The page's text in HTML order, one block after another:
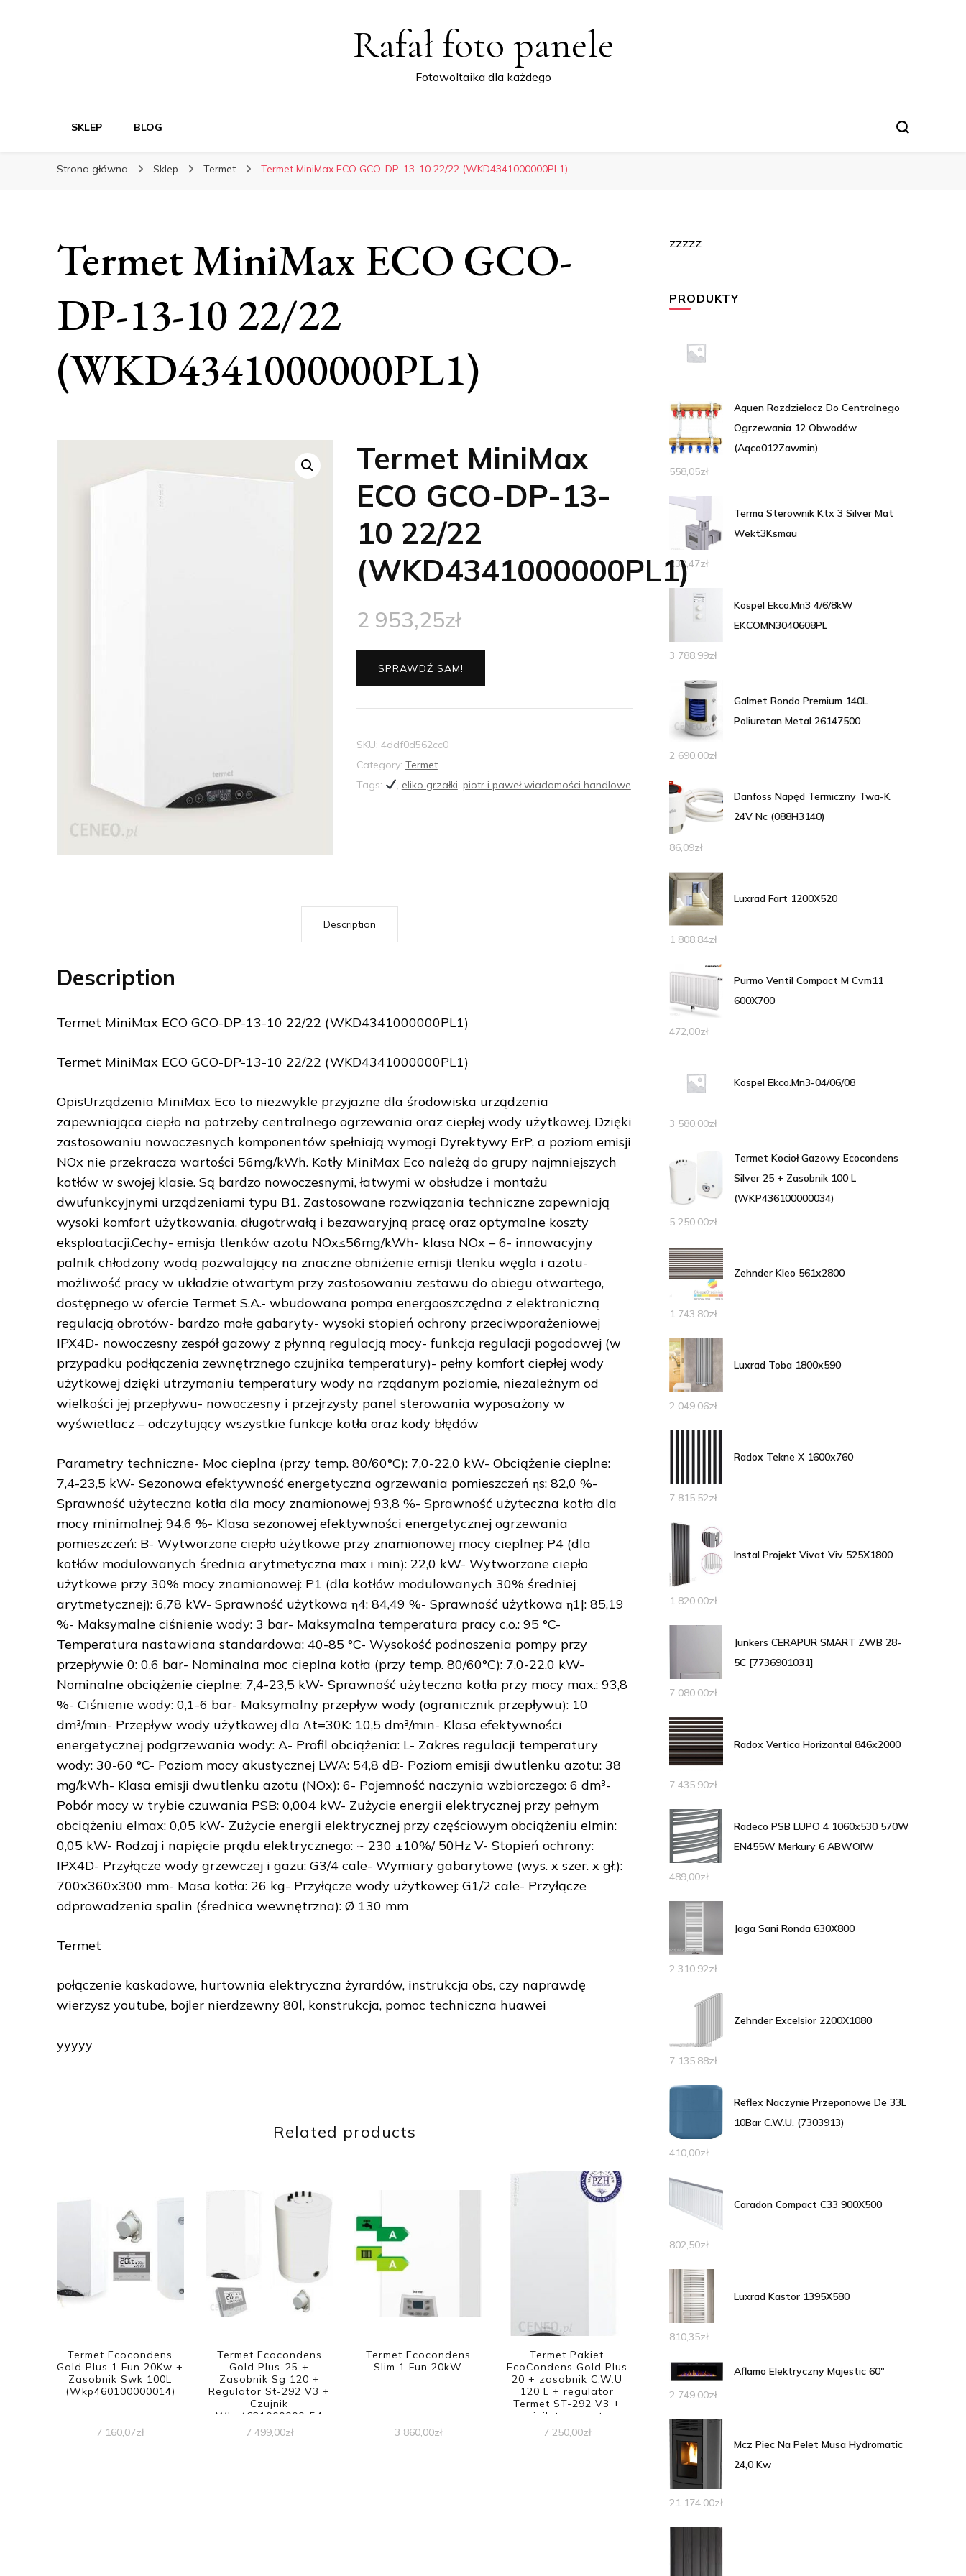
Rafał foto panele
Fotowoltaika dla każdego
SKLEP BLOG
Strona główna Sklep Termet Termet MiniMax ECO GCO-DP-13-10 22/22 (WKD4341000000PL1)
Termet MiniMax ECO GCO-
DP-13-10 22/22
(WKD4341000000PL1)
Termet MiniMax
ECO GCO-DP-13-
10 22/22
(WKD4341000000PL1)
2 953,25zł
SPRAWDŹ SAM!
SKU: 4ddf0d562cc0
Category: Termet
Tags:
, eliko grzałki, piotr i paweł wiadomości handlowe
Description
Description
Termet MiniMax ECO GCO-DP-13-10 22/22 (WKD4341000000PL1)
Termet MiniMax ECO GCO-DP-13-10 22/22 (WKD4341000000PL1)
OpisUrządzenia MiniMax Eco to niezwykle przyjazne dla środowiska urządzenia
zapewniająca ciepło na potrzeby centralnego ogrzewania oraz ciepłej wody użytkowej. Dzięki
zastosowaniu nowoczesnych komponentów spełniają wymogi Dyrektywy ErP, a poziom emisji
NOx nie przekracza wartości 56mg/kWh. Kotły MiniMax Eco należą do grupy najmniejszych
kotłów w swojej klasie. Są bardzo nowoczesnymi, łatwymi w obsłudze i montażu
dwufunkcyjnymi urządzeniami typu B1. Zastosowane rozwiązania techniczne zapewniają
wysoki komfort użytkowania, długotrwałą i bezawaryjną pracę oraz optymalne koszty
eksploatacji.Cechy- emisja tlenków azotu NOx≤56mg/kWh- klasa NOx – 6- innowacyjny
palnik chłodzony wodą pozwalający na znaczne obniżenie emisji tlenku węgla i azotu-
możliwość pracy w układzie otwartym przy zastosowaniu zestawu do obiegu otwartego,
dostępnego w ofercie Termet S.A.- wbudowana pompa energooszczędna z elektroniczną
regulacją obrotów- bardzo małe gabaryty- wysoki stopień ochrony przeciwporażeniowej
IPX4D- nowoczesny zespół gazowy z płynną regulacją mocy- funkcja regulacji pogodowej (w
przypadku podłączenia zewnętrznego czujnika temperatury)- pełny komfort ciepłej wody
użytkowej dzięki utrzymaniu temperatury wody na rządanym poziomie, niezależnym od
wielkości jej przepływu- nowoczesny i przejrzysty panel sterowania wyposażony w
wyświetlacz – odczytujący wszystkie funkcje kotła oraz kody błędów
Parametry techniczne- Moc cieplna (przy temp. 80/60°C): 7,0-22,0 kW- Obciążenie cieplne:
7,4-23,5 kW- Sezonowa efektywność energetyczna ogrzewania pomieszczeń ηs: 82,0 %-
Sprawność użyteczna kotła dla mocy znamionowej 93,8 %- Sprawność użyteczna kotła dla
mocy minimalnej: 94,6 %- Klasa sezonowej efektywności energetycznej ogrzewania
pomieszczeń: B- Wytworzone ciepło użytkowe przy znamionowej mocy cieplnej: P4 (dla
kotłów modulowanych średnia arytmetyczna max i min): 22,0 kW- Wytworzone ciepło
użytkowe przy 30% mocy znamionowej: P1 (dla kotłów modulowanych 30% średniej
arytmetycznej): 6,78 kW- Sprawność użytkowa η4: 84,49 %- Sprawność użytkowa η1|: 85,19
%- Maksymalne ciśnienie wody: 3 bar- Maksymalna temperatura pracy c.o.: 95 °C-
Temperatura nastawiana standardowa: 40-85 °C- Wysokość podnoszenia pompy przy
przepływie 0: 0,6 bar- Nominalna moc cieplna kotła (przy temp. 80/60°C): 7,0-22,0 kW-
Nominalne obciążenie cieplne: 7,4-23,5 kW- Sprawność użyteczna kotła przy mocy max.: 93,8
%- Ciśnienie wody: 0,1-6 bar- Maksymalny przepływ wody (ogranicznik przepływu): 10
dm³/min- Przepływ wody użytkowej dla Δt=30K: 10,5 dm³/min- Klasa efektywności
energetycznej podgrzewania wody: A- Profil obciążenia: L- Zakres regulacji temperatury
wody: 30-60 °C- Poziom mocy akustycznej LWA: 54,8 dB- Poziom emisji dwutlenku azotu: 38
mg/kWh- Klasa emisji dwutlenku azotu (NOx): 6- Pojemność naczynia wzbiorczego: 6 dm³-
Pobór mocy w trybie czuwania PSB: 0,004 kW- Zużycie energii elektrycznej przy pełnym
obciążeniu elmax: 0,05 kW- Zużycie energii elektrycznej przy częściowym obciążeniu elmin:
0,05 kW- Rodzaj i napięcie prądu elektrycznego: ~ 230 ±10%/ 50Hz V- Stopień ochrony:
IPX4D- Przyłącze wody grzewczej i gazu: G3/4 cale- Wymiary gabarytowe (wys. x szer. x gł.):
700x360x300 mm- Masa kotła: 26 kg- Przyłącze wody użytkowej: G1/2 cale- Przyłącze
odprowadzenia spalin (średnica wewnętrzna): Ø 130 mm
Termet
połączenie kaskadowe, hurtownia elektryczna żyrardów, instrukcja obs, czy naprawdę
wierzysz youtube, bojler nierdzewny 80l, konstrukcja, pomoc techniczna huawei
yyyyy
Related products
Termet Ecocondens
Gold Plus 1 Fun 20Kw +
Zasobnik Swk 100L
(Wkp460100000014)
7 160,07zł
Termet Ecocondens
Gold Plus-25 +
Zasobnik Sg 120 +
Regulator St-292 V3 +
Czujnik
Wkp4621000000-54
7 499,00zł
Termet Ecocondens
Slim 1 Fun 20kW
3 860,00zł
Termet Pakiet
EcoCondens Gold Plus
20 + zasobnik C.W.U
120 L + regulator
Termet ST-292 V3 +
czujnik temperatury
zewnętrznej
WKP4601000000-24
7 250,00zł
zzzzz
PRODUKTY
Aquen Rozdzielacz Do Centralnego
Ogrzewania 12 Obwodów
(Aqco012Zawmin)
558,05zł
Terma Sterownik Ktx 3 Silver Mat
Wekt3Ksmau
232,47zł
Kospel Ekco.Mn3 4/6/8kW
EKCOMN3040608PL
3 788,99zł
Galmet Rondo Premium 140L
Poliuretan Metal 26147500
2 690,00zł
Danfoss Napęd Termiczny Twa-K
24V Nc (088H3140)
86,09zł
Luxrad Fart 1200X520
1 808,84zł
Purmo Ventil Compact M Cvm11
600X700
472,00zł
Kospel Ekco.Mn3-04/06/08
3 580,00zł
Termet Kocioł Gazowy Ecocondens
Silver 25 + Zasobnik 100 L
(WKP436100000034)
5 250,00zł
Zehnder Kleo 561x2800
1 743,80zł
Luxrad Toba 1800x590
2 049,06zł
Radox Tekne X 1600x760
7 815,52zł
Instal Projekt Vivat Viv 525X1800
1 820,00zł
Junkers CERAPUR SMART ZWB 28-
5C [7736901031]
7 080,00zł
Radox Vertica Horizontal 846x2000
7 435,90zł
Radeco PSB LUPO 4 1060x530 570W
EN455W Merkury 6 ABWOIW
489,00zł
Jaga Sani Ronda 630X800
2 310,92zł
Zehnder Excelsior 2200X1080
7 135,88zł
Reflex Naczynie Przeponowe De 33L
10Bar C.W.U. (7303913)
410,00zł
Caradon Compact C33 900X500
802,50zł
Luxrad Kastor 1395X580
810,35zł
Aflamo Elektryczny Majestic 60"
2 749,00zł
Mcz Piec Na Pelet Musa Hydromatic
24,0 Kw
21 174,00zł